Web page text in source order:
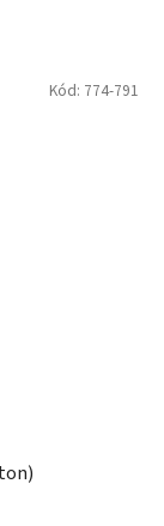
Kód: 774-791